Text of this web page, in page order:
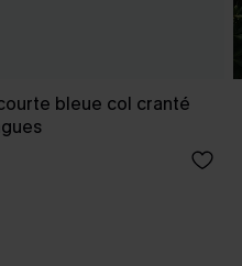
bleue col cranté